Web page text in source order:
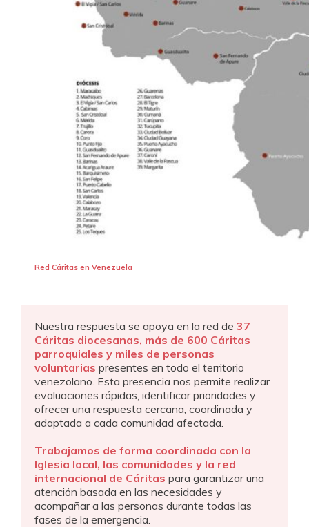
Red Cáritas en Venezuela
Nuestra respuesta se apoya en la red de 37
Cáritas diocesanas, más de 600 Cáritas
parroquiales y miles de personas
voluntarias presentes en todo el territorio
venezolano. Esta presencia nos permite realizar
evaluaciones rápidas, identificar prioridades y
ofrecer una respuesta cercana, coordinada y
adaptada a cada comunidad afectada.
Trabajamos de forma coordinada con la
Iglesia local, las comunidades y la red
internacional de Cáritas para garantizar una
atención basada en las necesidades y
acompañar a las personas durante todas las
fases de la emergencia.